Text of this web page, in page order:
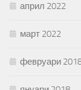
април 2022
март 2022
февруари